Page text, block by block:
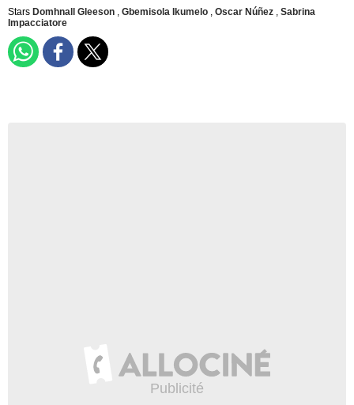
Stars Domhnall Gleeson , Gbemisola Ikumelo , Oscar Núñez , Sabrina
Impacciatore